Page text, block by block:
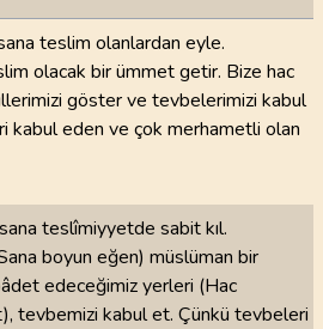
teslim olanlardan eyle.
olacak bir ümmet getir. Bize hac
göster ve tevbelerimizi kabul
kabul eden ve çok merhametli olan
teslîmiyyetde sabit kıl.
boyun eğen) müslüman bir
edeceğimiz yerleri (Hac
tevbemizi kabul et. Çünkü tevbeleri